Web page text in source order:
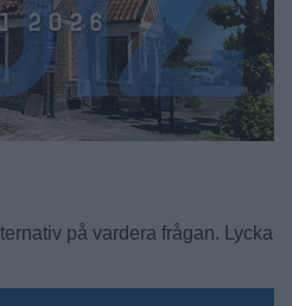
på vardera frågan. Lycka